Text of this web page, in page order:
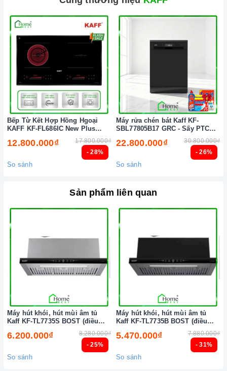
- 28%
Bếp Từ Kết Hợp Hồng Hgoại
KAFF KF-FL686IC New Plus
12.800.000₫ 17.800.000₫
So sánh
- 26%
Máy rửa chén bát Kaff KF-
SBL77805B17 GRC - Sấy PTC
22.800.000₫ 30.800.000₫
So sánh
Sản phẩm liên quan
- 25%
Máy hút khói, hút mùi âm tủ
Kaff KF-TL7735S BOST (điều
khiển cảm biến vẫy tay)
6.200.000₫ 8.280.000₫
So sánh
- 31%
Máy hút khói, hút mùi âm tủ
Kaff KF-TL7735B BOST (điều
khiển cảm biến vẫy tay)
5.470.000₫ 7.880.000₫
So sánh